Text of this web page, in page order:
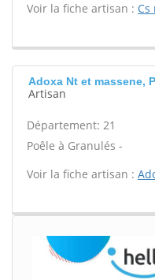
Voir la fiche artisan :
Adoxa Nt et massene,
Artisan
Département: 21
Poêle à Granulés -
Voir la fiche artisan :